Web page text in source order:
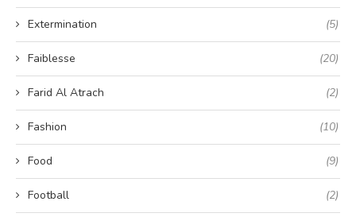
Extermination (5)
Faiblesse (20)
Farid Al Atrach (2)
Fashion (10)
Food (9)
Football (2)